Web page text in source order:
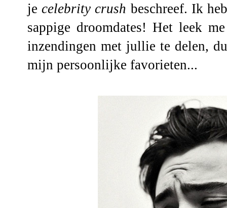
jecelebrity crush beschreef. Ik
sappige droomdates! Het leek
inzendingen met jullie te delen,
mijn persoonlijke favorieten...